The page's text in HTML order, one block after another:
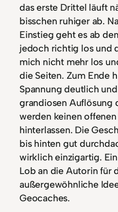
das erste Drittel läuft
bisschen ruhiger ab.
Einstieg geht es ab
jedoch richtig los und
mich nicht mehr los
die Seiten. Zum Ende
Spannung deutlich
grandiosen Auflösung
werden keinen
hinterlassen. Die
bis hinten gut
wirklich einzigartig.
Lob an die Autorin für
außergewöhnliche
Geocaches.